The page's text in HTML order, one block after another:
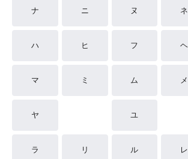
ナ ニ ヌ ネ
ハ ヒ フ ヘ
マ ミ ム メ
ヤ ユ
ラ リ ル レ